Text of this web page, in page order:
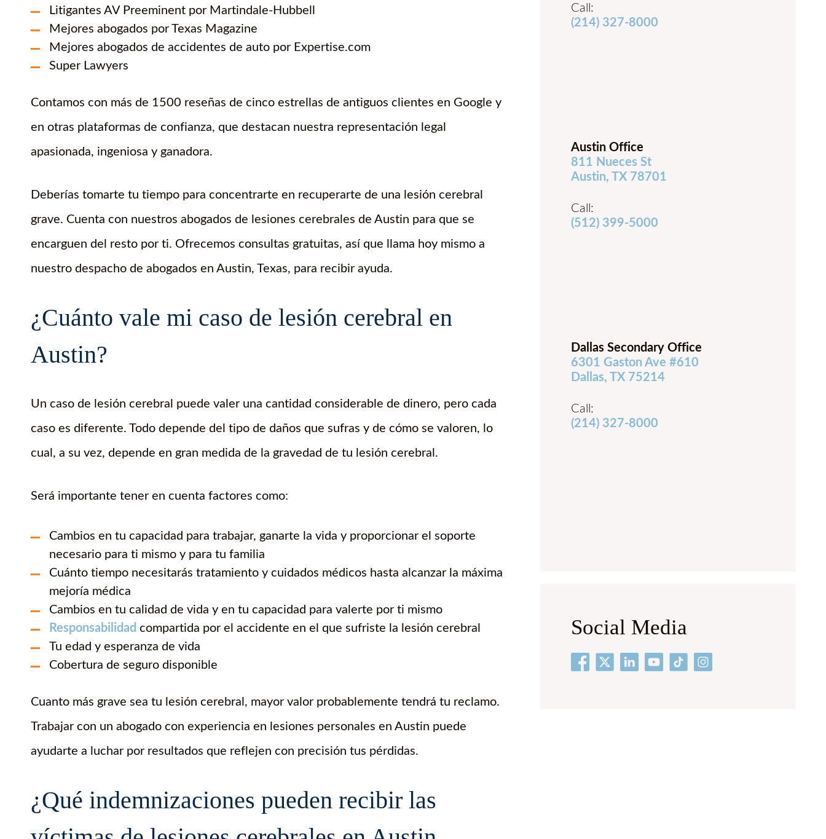
Litigantes AV Preeminent por Martindale-Hubbell
Mejores abogados por Texas Magazine
Mejores abogados de accidentes de auto por Expertise.com
Super Lawyers
Contamos con más de 1500 reseñas de cinco estrellas de antiguos clientes en Google y
en otras plataformas de confianza, que destacan nuestra representación legal
apasionada, ingeniosa y ganadora.
Deberías tomarte tu tiempo para concentrarte en recuperarte de una lesión cerebral
grave. Cuenta con nuestros abogados de lesiones cerebrales de Austin para que se
encarguen del resto por ti. Ofrecemos consultas gratuitas, así que llama hoy mismo a
nuestro despacho de abogados en Austin, Texas, para recibir ayuda.
¿Cuánto vale mi caso de lesión cerebral en
Austin?
Un caso de lesión cerebral puede valer una cantidad considerable de dinero, pero cada
caso es diferente. Todo depende del tipo de daños que sufras y de cómo se valoren, lo
cual, a su vez, depende en gran medida de la gravedad de tu lesión cerebral.
Será importante tener en cuenta factores como:
Cambios en tu capacidad para trabajar, ganarte la vida y proporcionar el soporte
necesario para ti mismo y para tu familia
Cuánto tiempo necesitarás tratamiento y cuidados médicos hasta alcanzar la máxima
mejoría médica
Cambios en tu calidad de vida y en tu capacidad para valerte por ti mismo
Responsabilidad compartida por el accidente en el que sufriste la lesión cerebral
Tu edad y esperanza de vida
Cobertura de seguro disponible
Cuanto más grave sea tu lesión cerebral, mayor valor probablemente tendrá tu reclamo.
Trabajar con un abogado con experiencia en lesiones personales en Austin puede
ayudarte a luchar por resultados que reflejen con precisión tus pérdidas.
¿Qué indemnizaciones pueden recibir las
Call:
(214) 327-8000
Austin Office
811 Nueces St
Austin, TX 78701
Call:
(512) 399-5000
Dallas Secondary Office
6301 Gaston Ave #610
Dallas, TX 75214
Call:
(214) 327-8000
Social Media